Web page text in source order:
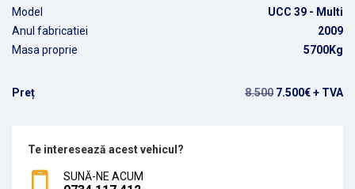
Model
UCC 39 - Multi
Anul fabricatiei
2009
Masa proprie
5700Kg
Preț 8.500 7.500€ + TVA
Te interesează acest vehicul?
SUNĂ-NE ACUM